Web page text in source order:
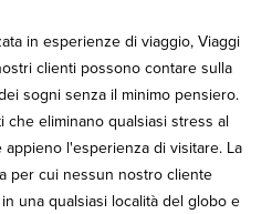
in esperienze di viaggio, Viaggi
clienti possono contare sulla
sogni senza il minimo pensiero.
eliminano qualsiasi stress al
l'esperienza di visitare. La
per cui nessun nostro cliente
una qualsiasi località del globo e